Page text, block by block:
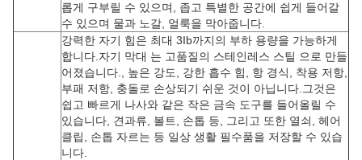
롭게 구부릴 수 있으며, 좁고 특별한 공간에 쉽게 들어갈
수 있으며 물과 노갈, 얼룩을 막아줍니다.
강력한 자기 힘은 최대 3Ib까지의 부하 용량을 가능하게
합니다.자기 막대 는 고품질의 스테인레스 스틸 으로 만들
어졌습니다., 높은 강도, 강한 흡수 힘, 항 경식, 착용 저항,
부패 저항, 충돌로 손상되기 쉬운 것이 아닙니다.그것은
쉽고 빠르게 나사와 같은 작은 금속 도구를 들어올릴 수
있습니다, 견과류, 볼트, 손톱 등, 그리고 또한 열쇠, 헤어
클립, 손톱 자르는 등 일상 생활 필수품을 저장할 수 있습
니다.